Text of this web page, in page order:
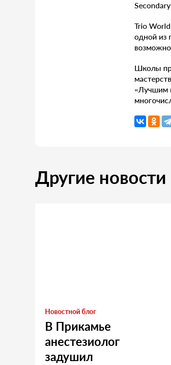
Trio
одной из
Школы
«Лучшим
Другие новости
Новостной блог
В Прикамье
анестезиолог
задушил